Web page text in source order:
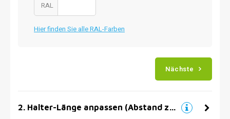
RAL
Hier finden Sie alle RAL-Farben
Nächste
2 Halter-Länge anpassen (Abstand zur Wand)